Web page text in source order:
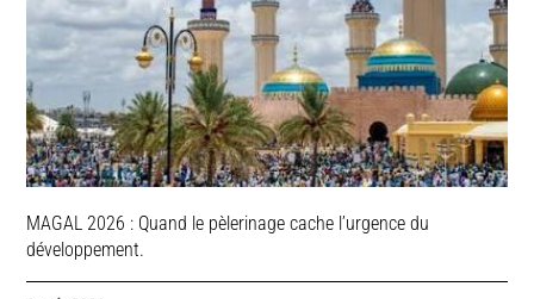
MAGAL 2026 : Quand le pèlerinage cache l’urgence du
développement.